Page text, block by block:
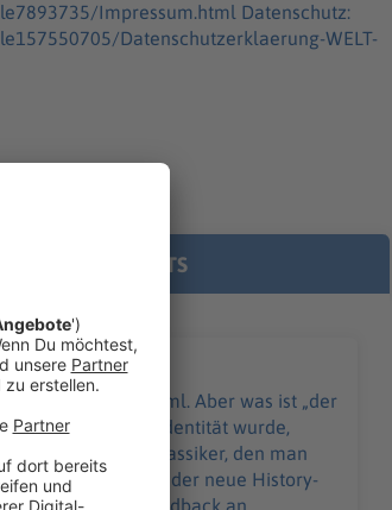
Impressum.html Datenschutz:
Datenschutzerklaerung-WELT-
ANDERE PODCASTS
Macht: Der Kreml. Aber was ist „der
der russischen Identität wurde,
teuren Modeklassiker, den man